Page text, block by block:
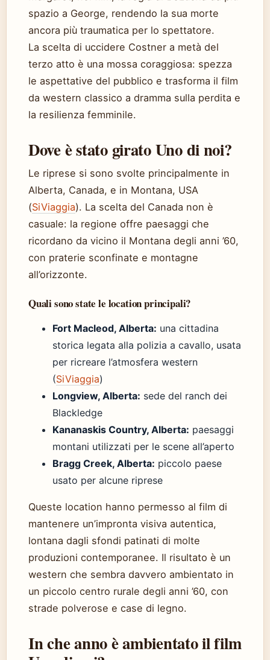
spazio a George, rendendo la sua morte
ancora più traumatica per lo spettatore.
La scelta di uccidere Costner a metà del
terzo atto è una mossa coraggiosa: spezza
le aspettative del pubblico e trasforma il film
da western classico a dramma sulla perdita e
la resilienza femminile.
Dove è stato girato Uno di noi?
Le riprese si sono svolte principalmente in
Alberta, Canada, e in Montana, USA
(SiViaggia). La scelta del Canada non è
casuale: la regione offre paesaggi che
ricordano da vicino il Montana degli anni ’60,
con praterie sconfinate e montagne
all’orizzonte.
Quali sono state le location principali?
Fort Macleod, Alberta: una cittadina
storica legata alla polizia a cavallo, usata
per ricreare l’atmosfera western
(SiViaggia)
Longview, Alberta: sede del ranch dei
Blackledge
Kananaskis Country, Alberta: paesaggi
montani utilizzati per le scene all’aperto
Bragg Creek, Alberta: piccolo paese
usato per alcune riprese
Queste location hanno permesso al film di
mantenere un’impronta visiva autentica,
lontana dagli sfondi patinati di molte
produzioni contemporanee. Il risultato è un
western che sembra davvero ambientato in
un piccolo centro rurale degli anni ’60, con
strade polverose e case di legno.
In che anno è ambientato il film